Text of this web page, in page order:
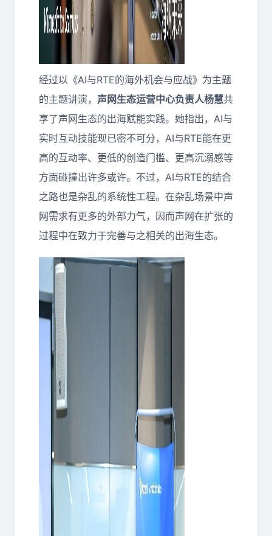
经过以《AI与RTE的海外机会与应战》为主题
的主题讲演， 声网生态运营中心负责人杨慧共
享了声网生态的出海赋能实践。她指出，AI与
实时互动技能现已密不可分，AI与RTE能在更
高的互动率、更低的创造门槛、更高沉溺感等
方面碰撞出许多或许。不过，AI与RTE的结合
之路也是杂乱的系统性工程。在杂乱场景中声
网需求有更多的外部力气，因而声网在扩张的
过程中在致力于完善与之相关的出海生态。